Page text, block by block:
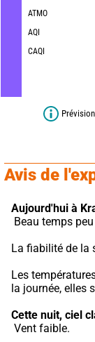
ATMO
AQI
CAQI
Avis de
Aujourd'hui à
Beau temps
La fiabilité de la
Les
la journée, elles
Cette nuit, ciel
Vent faible.